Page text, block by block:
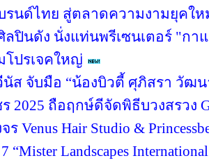
รนด์ไทย สู่ตลาดความงามยุคใ
ลปินดัง นั่งแท่นพรีเซนเตอร์ "ก
โปรเจคใหญ่
ส จับมือ “น้องบิวตี้ ศุภิสรา วัฒ
2025 ถือฤกษ์ดีจัดพิธีบวงสรวง
Venus Hair Studio &
“Mister Landscapes